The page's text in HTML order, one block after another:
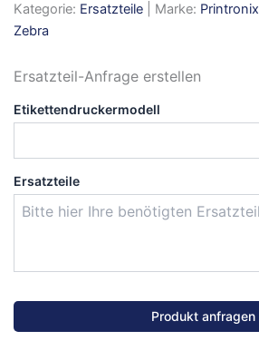
Kategorie: Ersatzteile| Marke: Printronix
Zebra
Ersatzteil-Anfrage erstellen
Etikettendruckermodell
Ersatzteile
Produkt anfragen